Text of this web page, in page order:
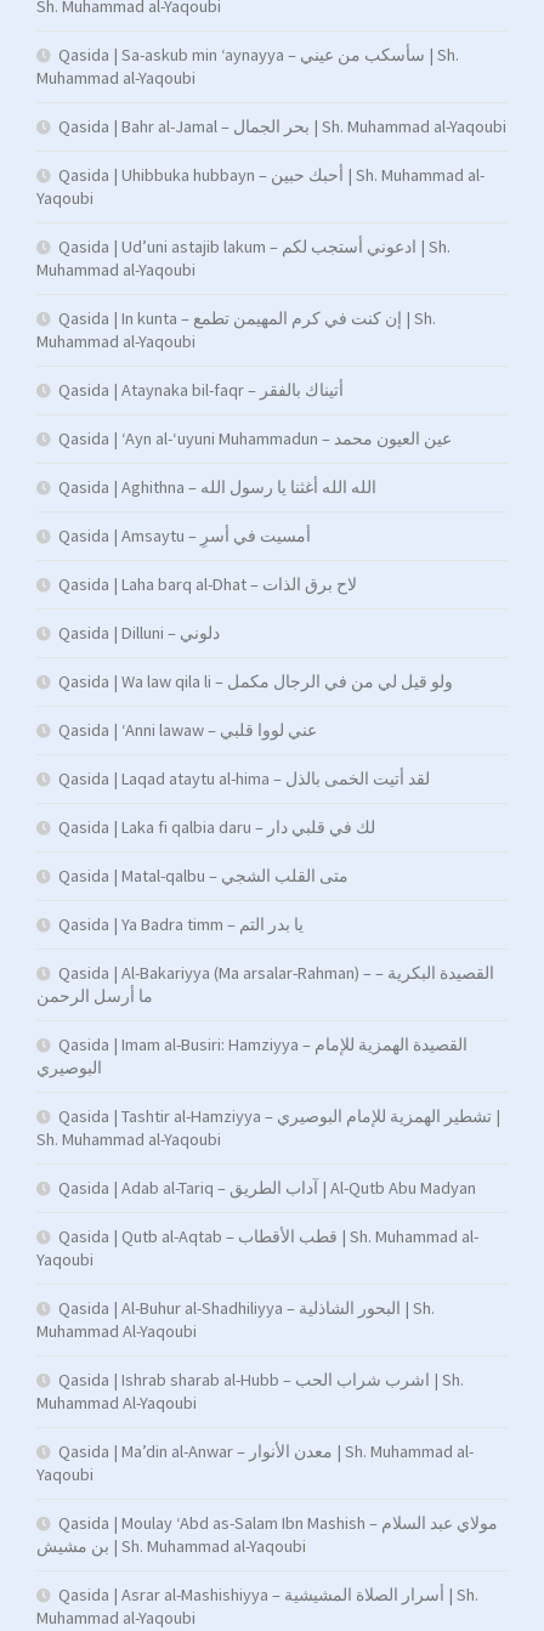
Sh. Muhammad al-Yaqoubi
Qasida | Sa-askub min ‘aynayya – سأسكب من عيني | Sh.
Muhammad al-Yaqoubi
Qasida | Bahr al-Jamal – بحر الجمال | Sh. Muhammad al-Yaqoubi
Qasida | Uhibbuka hubbayn – أحبك حبين | Sh. Muhammad al-
Yaqoubi
Qasida | Ud’uni astajib lakum – ادعوني أستجب لكم | Sh.
Muhammad al-Yaqoubi
Qasida | In kunta – إن كنت في كرم المهيمن تطمع | Sh.
Muhammad al-Yaqoubi
Qasida | Ataynaka bil-faqr – أتيناك بالفقر
Qasida | ‘Ayn al-‘uyuni Muhammadun – عين العيون محمد
Qasida | Aghithna – الله الله أغثنا يا رسول الله
Qasida | Amsaytu – أمسیت في أسرِ
Qasida | Laha barq al-Dhat – لاح برق الذات
Qasida | Dilluni – دلوني
Qasida | Wa law qila li – ولو قيل لي من في الرجال مكمل
Qasida | ‘Anni lawaw – عني لووا قلبي
Qasida | Laqad ataytu al-hima – لقد أتيت الخمى بالذل
Qasida | Laka fi qalbia daru – لك في قلبي دار
Qasida | Matal-qalbu – متى القلب الشجي
Qasida | Ya Badra timm – يا بدر التم
Qasida | Al-Bakariyya (Ma arsalar-Rahman) – القصيدة البكرية –
ما أرسل الرحمن
Qasida | Imam al-Busiri: Hamziyya – القصيدة الهمزية للإمام
البوصيري
Qasida | Tashtir al-Hamziyya – تشطير الهمزية للإمام البوصيري |
Sh. Muhammad al-Yaqoubi
Qasida | Adab al-Tariq – آداب الطريق | Al-Qutb Abu Madyan
Qasida | Qutb al-Aqtab – قطب الأقطاب | Sh. Muhammad al-
Yaqoubi
Qasida | Al-Buhur al-Shadhiliyya – البحور الشاذلية | Sh.
Muhammad Al-Yaqoubi
Qasida | Ishrab sharab al-Hubb – اشرب شراب الحب | Sh.
Muhammad Al-Yaqoubi
Qasida | Ma’din al-Anwar – معدن الأنوار | Sh. Muhammad al-
Yaqoubi
Qasida | Moulay ‘Abd as-Salam Ibn Mashish – مولاي عبد السلام
بن مشيش | Sh. Muhammad al-Yaqoubi
Qasida | Asrar al-Mashishiyya – أسرار الصلاة المشيشية | Sh.
Muhammad al-Yaqoubi